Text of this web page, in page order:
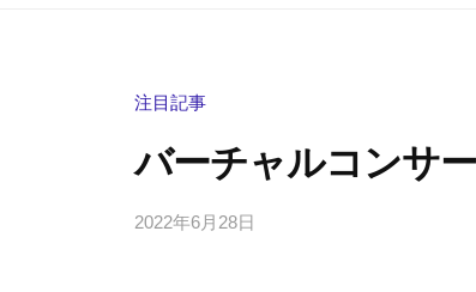
注目記事
バーチャルコンサ
2022年6月28日